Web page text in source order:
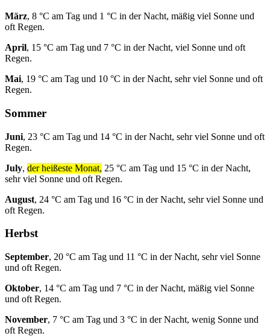
März, 8 °C am Tag und 1 °C in der Nacht, mäßig viel Sonne und
oft Regen.
April, 15 °C am Tag und 7 °C in der Nacht, viel Sonne und oft
Regen.
Mai, 19 °C am Tag und 10 °C in der Nacht, sehr viel Sonne und oft
Regen.
Sommer
Juni, 23 °C am Tag und 14 °C in der Nacht, sehr viel Sonne und oft
Regen.
July, der heißeste Monat, 25 °C am Tag und 15 °C in der Nacht,
sehr viel Sonne und oft Regen.
August, 24 °C am Tag und 16 °C in der Nacht, sehr viel Sonne und
oft Regen.
Herbst
September, 20 °C am Tag und 11 °C in der Nacht, sehr viel Sonne
und oft Regen.
Oktober, 14 °C am Tag und 7 °C in der Nacht, mäßig viel Sonne
und oft Regen.
November, 7 °C am Tag und 3 °C in der Nacht, wenig Sonne und
oft Regen.